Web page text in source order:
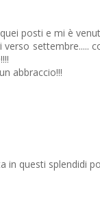
posti e mi è
abbraccio!!!
in questi splendidi